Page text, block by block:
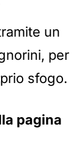
un
per
sfogo.
pagina